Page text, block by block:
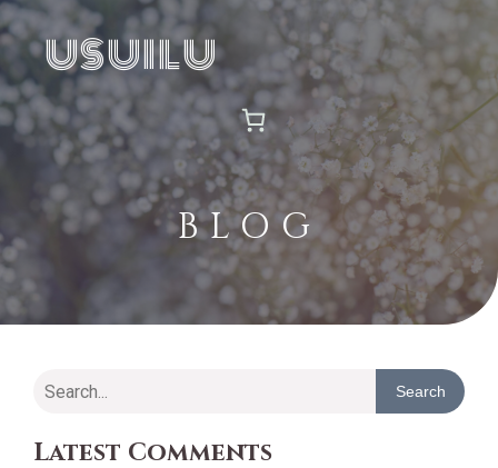
USUILU
BLOG
Search
Latest Comments